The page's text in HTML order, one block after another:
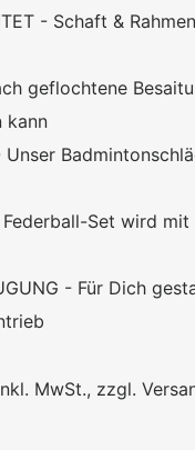
- Schaft &
geflochtene
kann
- Unser
Federball-Set wird
- Für Dich
MwSt., zzgl.